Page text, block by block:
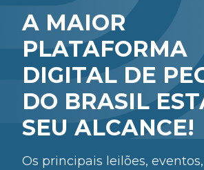
A MAIOR
PLATAFORMA
DIGITAL DE
DO BRASIL
SEU ALCANCE!
Os principais leilões, eventos,